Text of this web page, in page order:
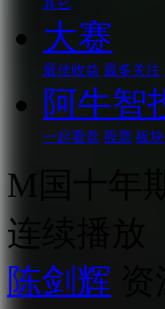
其它
大赛
最佳收益 最多关注
阿牛智
一起看盘 股票 板块
M国十年
连续播放
陈剑辉